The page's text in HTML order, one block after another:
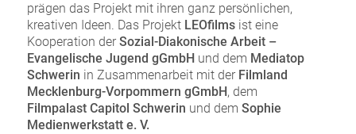
prägen das Projekt mit ihren ganz persönlichen,
kreativen Ideen. Das Projekt LEOfilmsist eine
Kooperation der Sozial-Diakonische Arbeit –
Evangelische Jugend gGmbH und dem Mediatop
Schwerin in Zusammenarbeit mit der Filmland
Mecklenburg-Vorpommern gGmbH, dem
Filmpalast Capitol Schwerin und dem Sophie
Medienwerkstatt e. V.